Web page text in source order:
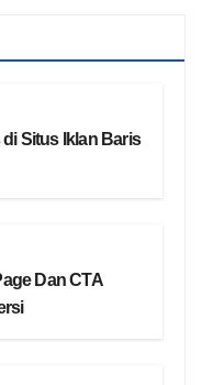
Situs Iklan Baris
Dan CTA